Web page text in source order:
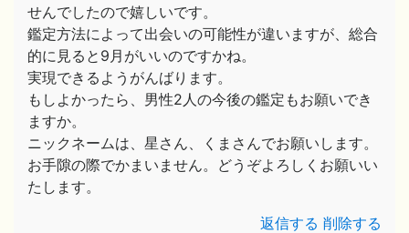
せんでしたので嬉しいです。
鑑定方法によって出会いの可能性が違いますが、総合
的に見ると9月がいいのですかね。
実現できるようがんばります。
もしよかったら、男性2人の今後の鑑定もお願いでき
ますか。
ニックネームは、星さん、くまさんでお願いします。
お手隙の際でかまいません。どうぞよろしくお願いい
たします。
返信する 削除する